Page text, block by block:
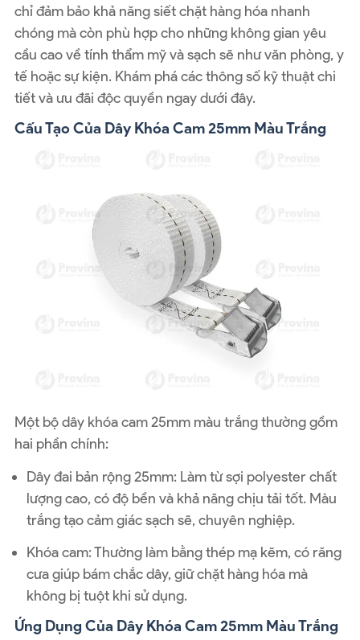
chỉ đảm bảo khả năng siết chặt hàng hóa nhanh
chóng mà còn phù hợp cho những không gian yêu
cầu cao về tính thẩm mỹ và sạch sẽ như văn phòng, y
tế hoặc sự kiện. Khám phá các thông số kỹ thuật chi
tiết và ưu đãi độc quyền ngay dưới đây.
Cấu Tạo Của Dây Khóa Cam 25mm Màu Trắng
Một bộ dây khóa cam 25mm màu trắng thường gồm
hai phần chính:
Dây đai bản rộng 25mm: Làm từ sợi polyester chất
lượng cao, có độ bền và khả năng chịu tải tốt. Màu
trắng tạo cảm giác sạch sẽ, chuyên nghiệp.
Khóa cam: Thường làm bằng thép mạ kẽm, có răng
cưa giúp bám chắc dây, giữ chặt hàng hóa mà
không bị tuột khi sử dụng.
Ứng Dụng Của Dây Khóa Cam 25mm Màu Trắng